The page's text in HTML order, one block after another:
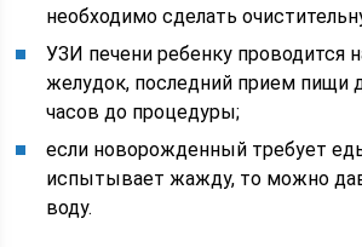
необходимо сделать
УЗИ печени ребенку проводится
желудок, последний прием пищи
часов до процедуры;
если новорожденный требует
испытывает жажду, то можно
воду.